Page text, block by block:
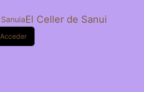
El Celler de Sanui
Acceder